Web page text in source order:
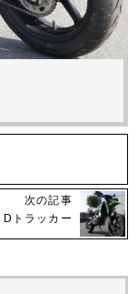
次の記事
Dトラッカー